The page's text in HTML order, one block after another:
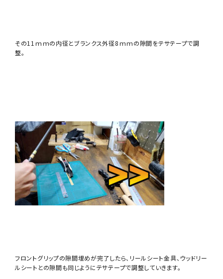
その11ｍｍの内径とブランクス外径8ｍｍの隙間をテサテープで調
整。
フロントグリップの隙間埋めが完了したら、リールシート金具、ウッドリー
ルシートとの隙間も同じようにテサテープで調整していきます。